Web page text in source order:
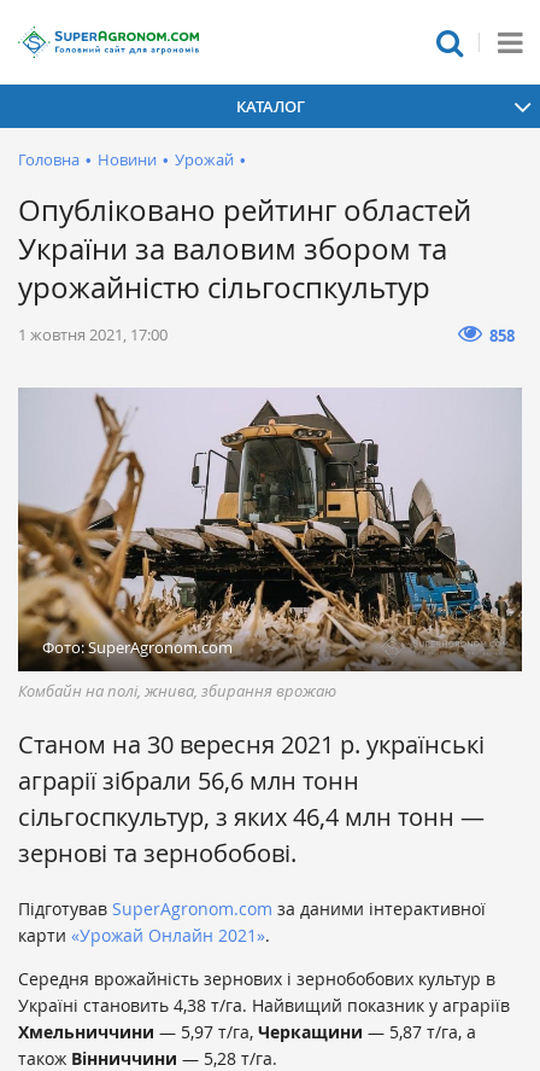
КАТАЛОГ
Головна • Новини • Урожай •
Опубліковано рейтинг областей
України за валовим збором та
урожайністю сільгоспкультур
1 жовтня 2021, 17:00 858
Фото: SuperAgronom.com
Комбайн на полі, жнива, збирання врожаю
Станом на 30 вересня 2021 р. українські
аграрії зібрали 56,6 млн тонн
сільгоспкультур, з яких 46,4 млн тонн —
зернові та зернобобові.
Підготував SuperAgronom.com за даними інтерактивної
карти «Урожай Онлайн 2021».
Середня врожайність зернових і зернобобових культур в
Україні становить 4,38 т/га. Найвищий показник у аграріїв
Хмельниччини — 5,97 т/га, Черкащини — 5,87 т/га, а
також Вінниччини — 5,28 т/га.